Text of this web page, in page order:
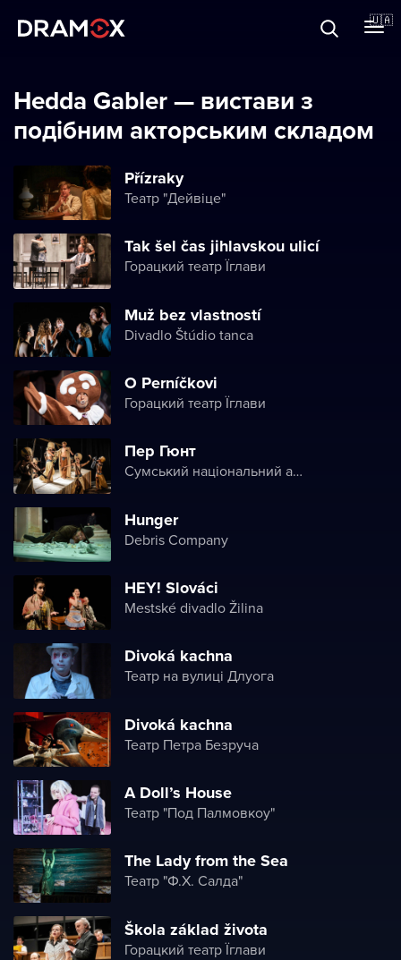
🇺🇦
Зареєструватися
Hedda Gabler — вистави з
подібним акторським складом
Přízraky
Театр "Дейвіце"
Tak šel čas jihlavskou ulicí
Горацкий театр Їглави
Muž bez vlastností
Divadlo Štúdio tanca
O Perníčkovi
Горацкий театр Їглави
Пер Гюнт
Сумський національний академічний театр драми та музичної комедії імені М.С. Щепкіна
Hunger
Debris Company
HEY! Slováci
Mestské divadlo Žilina
Divoká kachna
Театр на вулиці Длуога
Divoká kachna
Театр Петра Безруча
A Doll’s House
Театр "Под Палмовкоу"
The Lady from the Sea
Театр "Ф.X. Салда"
Škola základ života
Горацкий театр Їглави